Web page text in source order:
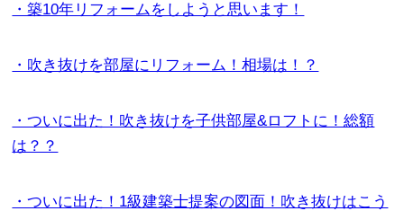
・築10年リフォームをしようと思います！
・吹き抜けを部屋にリフォーム！相場は！？
・ついに出た！吹き抜けを子供部屋&ロフトに！総額
は？？
・ついに出た！1級建築士提案の図面！吹き抜けはこう